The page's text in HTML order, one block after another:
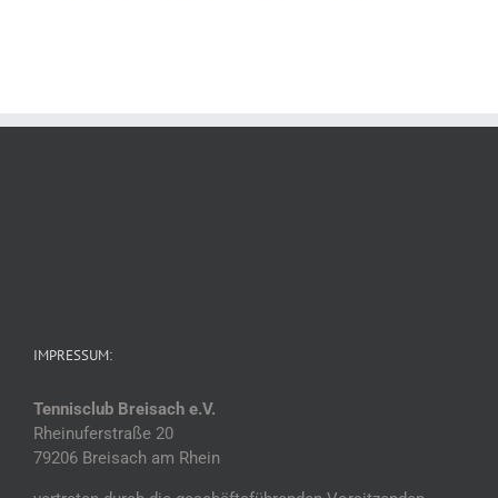
IMPRESSUM:
Tennisclub Breisach e.V.
Rheinuferstraße 20
79206 Breisach am Rhein